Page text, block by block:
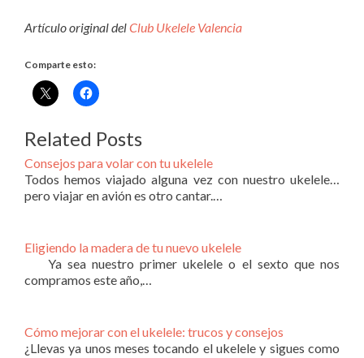
Artículo original delClub Ukelele Valencia
Comparte esto:
Related Posts
Consejos para volar con tu ukelele
Todos hemos viajado alguna vez con nuestro ukelele…
pero viajar en avión es otro cantar.…
Eligiendo la madera de tu nuevo ukelele
Ya sea nuestro primer ukelele o el sexto que nos
compramos este año,…
Cómo mejorar con el ukelele: trucos y consejos
¿Llevas ya unos meses tocando el ukelele y sigues como